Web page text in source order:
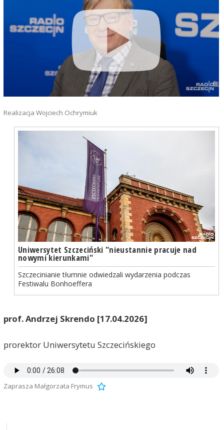
Realizacja Wojciech Ochrymiuk
Uniwersytet Szczeciński "nieustannie pracuje nad
nowymi kierunkami"
Szczecinianie tłumnie odwiedzali wydarzenia podczas
Festiwalu Bonhoeffera
prof. Andrzej Skrendo [17.04.2026]
prorektor Uniwersytetu Szczecińskiego
Zaprasza Małgorzata Frymus